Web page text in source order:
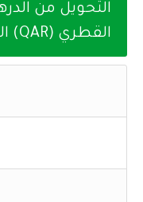
القطري (QAR) اليوم